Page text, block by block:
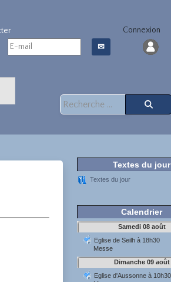
✉
Connexion
Rechercher
Textes du jour
Textes du jour